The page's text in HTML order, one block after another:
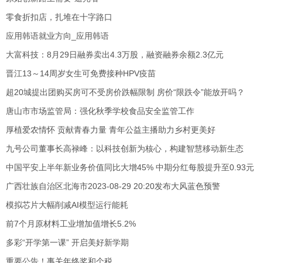
零食折扣店，扎堆在十字路口
应用韩语就业方向_应用韩语
大富科技：8月29日融券卖出4.3万股，融资融券余额2.3亿元
晋江13～14周岁女生可免费接种HPV疫苗
超20城提出团购买房可不受房价跌幅限制 房价“限跌令”能放开吗？
唐山市市场监管局：强化秋季学校食品安全监管工作
厚植爱农情怀 贡献青春力量 青年公益主播助力乡村更美好
九号公司董事长高禄峰：以科技创新为核心，构建智慧移动新生态
中国平安上半年新业务价值同比大增45% 中期分红每股提升至0.93元
广西壮族自治区北海市2023-08-29 20:20发布大风蓝色预警
模拟芯片大幅削减AI模型运行能耗
前7个月原材料工业增加值增长5.2%
多彩“开学第一课” 开启美好新学期